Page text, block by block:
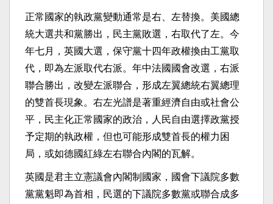
正常國家的執政黨變動通常是右、左替換。美國總
統大選共和黨勝出，民主黨敗選，右取代了左。今
年七月，英國大選，保守黨十四年政權換由工黨取
代，即為左派取代右派。年中法國國會改選，右派
聯合勝出，改變左派聯合，形成左翼總統右翼總理
的雙首長現象。右左光譜是著重經濟自由或社會公
平，民主化正常國家的政治，人民自由選擇政黨授
予定期的執政權，但也可能形成雙首長的權力困
局，或如德國紅綠左右聯合內閣的瓦解。
英國是君主立憲議會內閣制國家，國會下議院多數
黨黨魁即為首相，民選的下議院多數黨或聯合成多